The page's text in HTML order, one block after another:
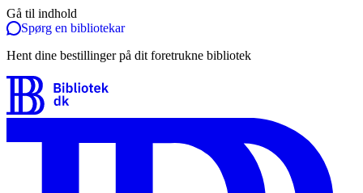
Gå til indhold
Spørg en bibliotekar
Hent dine bestillinger på dit foretrukne bibliotek